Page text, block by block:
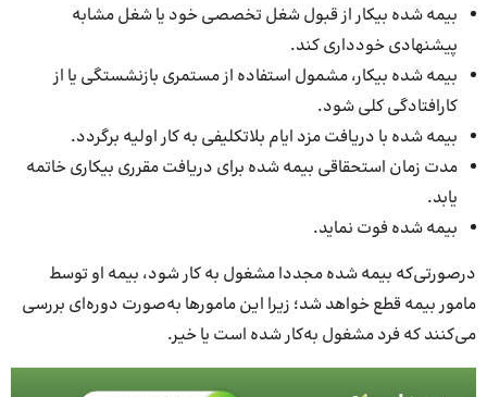
بیمه شده بیکار از قبول شغل تخصصی خود یا شغل مشابه
پیشنهادی خودداری کند.
بیمه شده بیکار، مشمول استفاده از مستمری بازنشستگی یا از
کارافتادگی کلی شود.
بیمه شده با دریافت مزد ایام بلاتکلیفی به کار اولیه برگردد.
مدت زمان استحقاقی بیمه شده برای دریافت مقرری بیکاری خاتمه
یابد.
بیمه شده فوت نماید.
درصورتی‌که بیمه شده مجددا مشغول به کار شود، بیمه او توسط
مامور بیمه قطع خواهد شد؛ زیرا این مامورها به‌صورت دوره‌ای بررسی
می‌‌کنند که فرد مشغول به‌کار شده است یا خیر.